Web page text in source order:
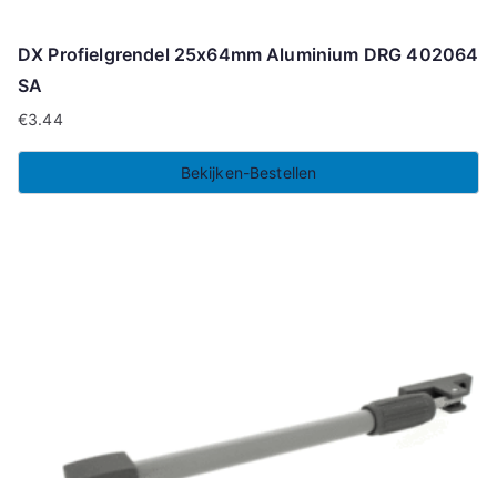
DX Profielgrendel 25x64mm Aluminium DRG 402064
SA
€3.44
Bekijken-Bestellen